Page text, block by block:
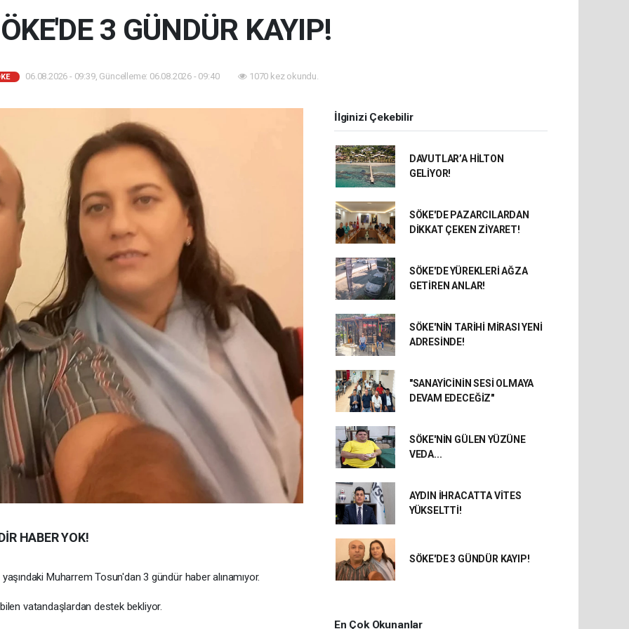
3 GÜNDÜR KAYIP!
06.08.2026 - 09:39, Güncelleme: 06.08.2026 - 09:40 1070 kez okundu.
HABER YOK!
Muharrem Tosun'dan 3 gündür haber alınamıyor.
vatandaşlardan destek bekliyor.
İlginizi Çekebilir
DAVUTLAR’A HİLTON
GELİYOR!
SÖKE'DE PAZARCILARDAN
DİKKAT ÇEKEN ZİYARET!
SÖKE'DE YÜREKLERİ AĞZA
GETİREN ANLAR!
SÖKE'NİN TARİHİ MİRASI YENİ
ADRESİNDE!
"SANAYİCİNİN SESİ OLMAYA
DEVAM EDECEĞİZ"
SÖKE'NİN GÜLEN YÜZÜNE
VEDA...
AYDIN İHRACATTA VİTES
YÜKSELTTİ!
SÖKE'DE 3 GÜNDÜR KAYIP!
En Çok Okunanlar